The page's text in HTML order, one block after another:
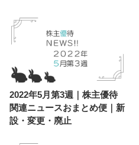
2022年5月第3週｜株主優待
関連ニュースおまとめ便｜新
設・変更・廃止